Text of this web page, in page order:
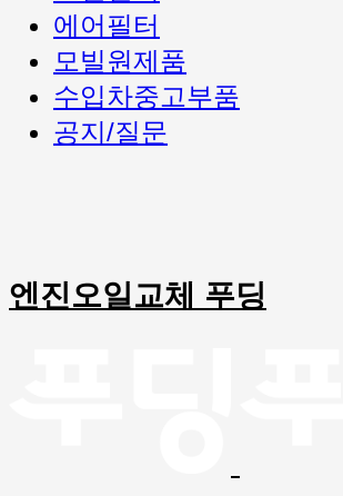
에어필터
모빌원제품
수입차중고부품
공지/질문
엔진오일교체 푸딩